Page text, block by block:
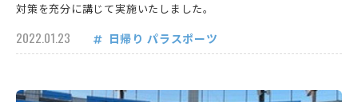
対策を充分に講じて実施いたしました。
2022.01.23 日帰り パラスポーツ